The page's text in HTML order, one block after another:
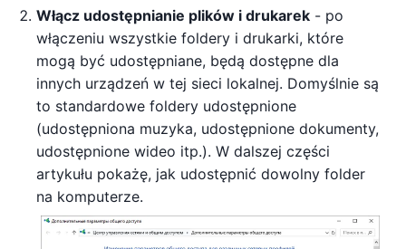
Włącz udostępnianie plików i drukarek - po
włączeniu wszystkie foldery i drukarki, które
mogą być udostępniane, będą dostępne dla
innych urządzeń w tej sieci lokalnej. Domyślnie są
to standardowe foldery udostępnione
(udostępniona muzyka, udostępnione dokumenty,
udostępnione wideo itp.). W dalszej części
artykułu pokażę, jak udostępnić dowolny folder
na komputerze.